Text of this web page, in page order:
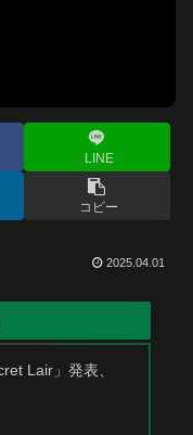
LINE
コピー
2025.04.01
Lair」発表、